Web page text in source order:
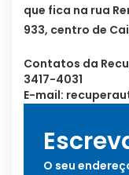
que fica na rua
933, centro de
Contatos da
3417-4031
E-mail:
O seu